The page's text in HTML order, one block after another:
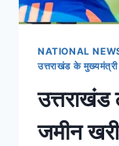
NATIONAL
उत्तराखंड के मुख्यमंत्री
जमीन